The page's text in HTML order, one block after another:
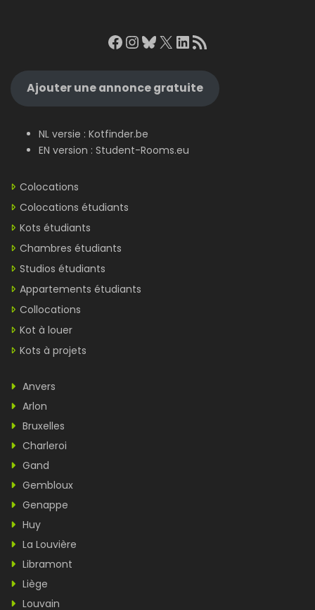
Facebook
Instagram
Bluesky
X LinkedIn
RSS Feed
Ajouter une annonce gratuite
NL versie : Kotfinder.be
EN version : Student-Rooms.eu
Colocations
Colocations étudiants
Kots étudiants
Chambres étudiants
Studios étudiants
Appartements étudiants
Collocations
Kot à louer
Kots à projets
Anvers
Arlon
Bruxelles
Charleroi
Gand
Gembloux
Genappe
Huy
La Louvière
Libramont
Liège
Louvain